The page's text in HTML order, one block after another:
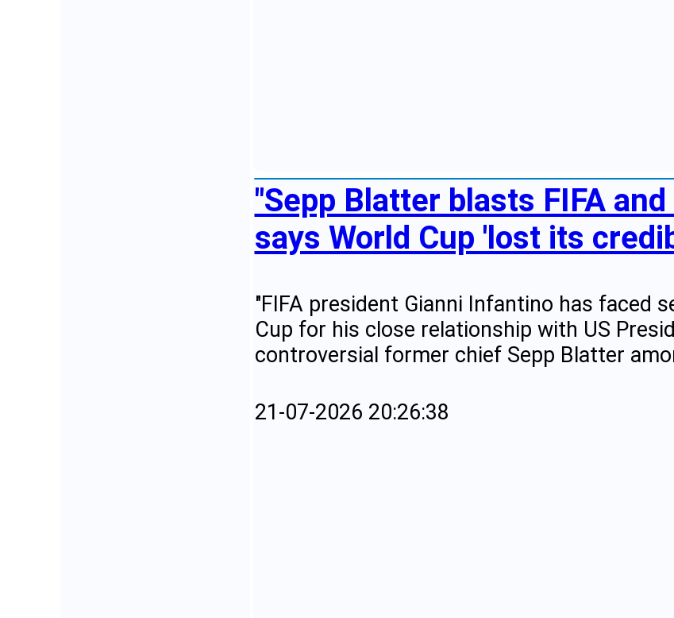
"Sepp Blatter blasts FIFA
says World Cup 'lost its
"FIFA president Gianni Infantino has faced
Cup for his close relationship with US
controversial former chief Sepp Blatter
21-07-2026 20:26:38